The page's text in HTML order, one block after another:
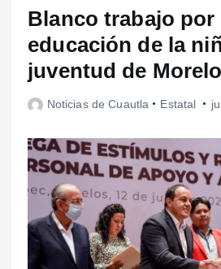
Blanco trabajo por
educación de la
juventud de
Noticias de Cuautla Estatal